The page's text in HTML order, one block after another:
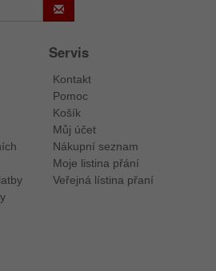
Servis
Kontakt
Pomoc
Košík
Můj účet
Nákupní seznam
Moje listina přání
Veřejná lístina přaní